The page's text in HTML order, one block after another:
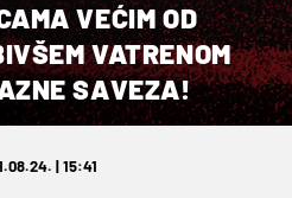
VEĆIM OD
VATRENOM
SAVEZA!
| 15:41